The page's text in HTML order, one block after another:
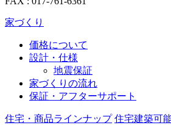
家づくり
価格について
設計・仕様
地震保証
家づくりの流れ
保証・アフターサポート
住宅・商品ラインナップ 住宅建築可